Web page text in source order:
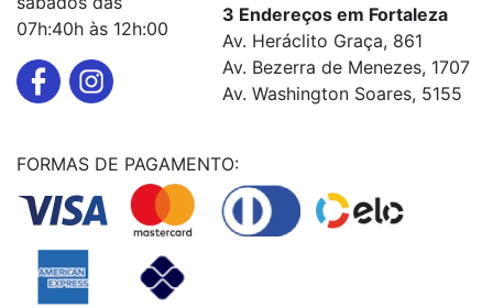
07h:40h às 12h:00
3 Endereços em Fortaleza
Av. Heráclito Graça, 861
Av. Bezerra de Menezes, 1707
Av. Washington Soares, 5155
FORMAS DE PAGAMENTO: